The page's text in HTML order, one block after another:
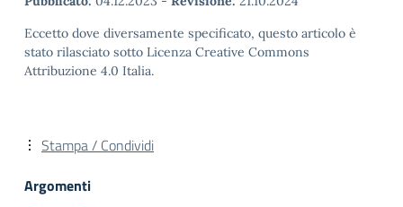
Eccetto dove diversamente specificato, questo articolo è
stato rilasciato sotto Licenza Creative Commons
Attribuzione 4.0 Italia.
Stampa / Condividi
Argomenti